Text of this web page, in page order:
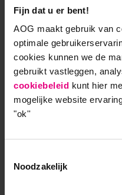
Fijn dat u er bent!
AOG maakt gebruik van
optimale
cookies kunnen we de
gebruikt vastleggen,
cookiebeleid kunt hier
mogelijke website
"ok''
Noodzakelijk
Groningen – komen we
en stutten.”
Nieuwe
“Laat Groningen voor
worden van de
voor wat betreft
energiebronnen, die
economische